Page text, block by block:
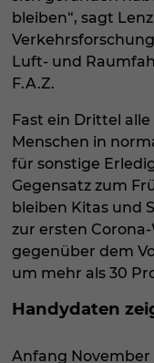
bleiben“, sagt
Luft- und
F.A.Z.
Fast ein Drittel
Menschen in
für sonstige
Gegensatz zum
bleiben Kitas und
zur ersten
gegenüber dem
um mehr als 30
Handydaten
Anfang